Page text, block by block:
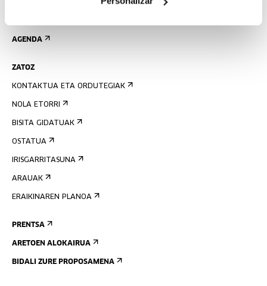
AGENDA
ZATOZ
KONTAKTUA ETA ORDUTEGIAK
NOLA ETORRI
BISITA GIDATUAK
OSTATUA
IRISGARRITASUNA
ARAUAK
ERAIKINAREN PLANOA
PRENTSA
ARETOEN ALOKAIRUA
BIDALI ZURE PROPOSAMENA